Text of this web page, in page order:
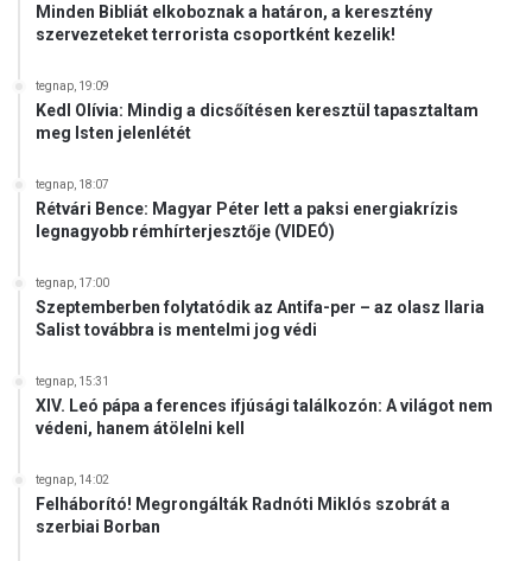
Minden Bibliát elkoboznak a határon, a keresztény
szervezeteket terrorista csoportként kezelik!
tegnap, 19:09
Kedl Olívia: Mindig a dicsőítésen keresztül tapasztaltam
meg Isten jelenlétét
tegnap, 18:07
Rétvári Bence: Magyar Péter lett a paksi energiakrízis
legnagyobb rémhírterjesztője (VIDEÓ)
tegnap, 17:00
Szeptemberben folytatódik az Antifa-per – az olasz Ilaria
Salist továbbra is mentelmi jog védi
tegnap, 15:31
XIV. Leó pápa a ferences ifjúsági találkozón: A világot nem
védeni, hanem átölelni kell
tegnap, 14:02
Felháborító! Megrongálták Radnóti Miklós szobrát a
szerbiai Borban